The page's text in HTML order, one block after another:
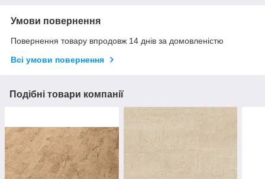
Умови повернення
Повернення товару впродовж 14 днів за домовленістю
Всі умови повернення
Подібні товари компанії